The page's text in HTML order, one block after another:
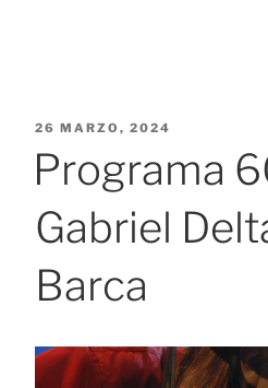
PUBLICADO
26 MARZO, 2024
Programa
Gabriel
Barca